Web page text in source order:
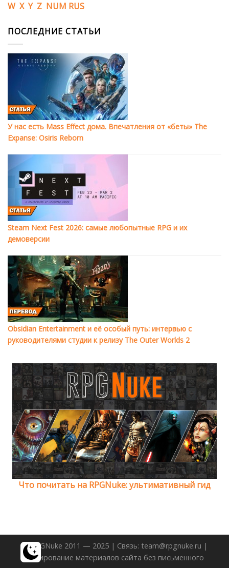
W X Y Z NUM RUS
ПОСЛЕДНИЕ СТАТЬИ
У нас есть Mass Effect дома. Впечатления от «беты» The
Expanse: Osiris Reborn
Steam Next Fest 2026: самые любопытные RPG и их
демоверсии
Obsidian Entertainment и её особый путь: интервью с
руководителями студии к релизу The Outer Worlds 2
Что почитать на RPGNuke: ультимативный гид
© RPGNuke 2011 — 2025 | Связь: team@rpgnuke.ru |
Копирование материалов сайта без письменного